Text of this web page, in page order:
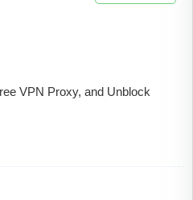
VPN Proxy, and Unblock